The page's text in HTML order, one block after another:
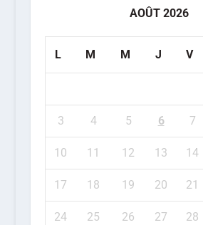
AOÛT 2026
L M M J V
3 4 5 6 7
10 11 12 13 14
17 18 19 20 21
24 25 26 27 28